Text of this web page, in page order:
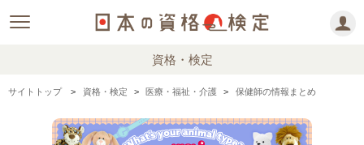
資格・検定
サイトトップ 資格・検定 医療・福祉・介護 保健師の情報まとめ